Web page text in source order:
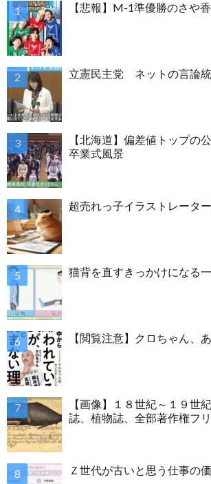
【悲報】M-1準優勝のさや
立憲民主党 ネットの言論
【北海道】偏差値トップの
卒業式風景
超売れっ子イラストレータ
猫背を直すきっかけになる
【閲覧注意】クロちゃん、
【画像】１８世紀～１９世
誌、植物誌、全部著作権フ
Ｚ世代が古いと思う仕事の